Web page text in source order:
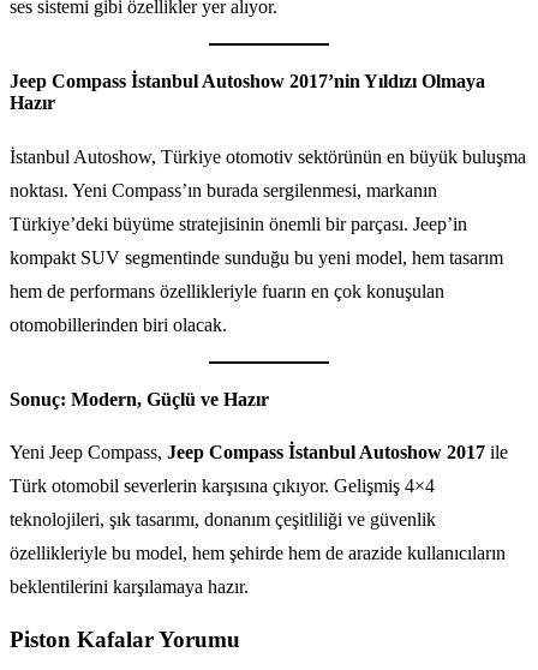
ses sistemi gibi özellikler yer alıyor.
Jeep Compass İstanbul Autoshow 2017’nin Yıldızı Olmaya
Hazır
İstanbul Autoshow, Türkiye otomotiv sektörünün en büyük buluşma
noktası. Yeni Compass’ın burada sergilenmesi, markanın
Türkiye’deki büyüme stratejisinin önemli bir parçası. Jeep’in
kompakt SUV segmentinde sunduğu bu yeni model, hem tasarım
hem de performans özellikleriyle fuarın en çok konuşulan
otomobillerinden biri olacak.
Sonuç: Modern, Güçlü ve Hazır
Yeni Jeep Compass, Jeep Compass İstanbul Autoshow 2017 ile
Türk otomobil severlerin karşısına çıkıyor. Gelişmiş 4×4
teknolojileri, şık tasarımı, donanım çeşitliliği ve güvenlik
özellikleriyle bu model, hem şehirde hem de arazide kullanıcıların
beklentilerini karşılamaya hazır.
Piston Kafalar Yorumu